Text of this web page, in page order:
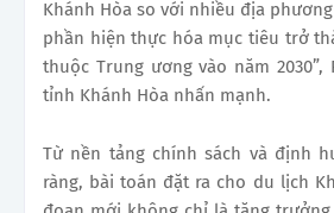
Khánh Hòa so với nhiều địa
phần hiện thực hóa mục tiêu trở
thuộc Trung ương vào năm 2030”,
tỉnh Khánh Hòa nhấn mạnh.
Từ nền tảng chính sách và định
ràng, bài toán đặt ra cho du lịch